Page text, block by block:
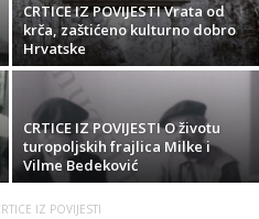
CRTICE IZ POVIJESTI Vrata od
krča, zaštićeno kulturno dobro
Hrvatske
CRTICE IZ POVIJESTI O životu
turopoljskih frajlica Milke i
Vilme Bedeković
IZ POVIJESTI